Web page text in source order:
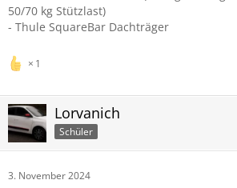
50/70 kg Stützlast)
- Thule SquareBar Dachträger
1
Lorvanich
Schüler
3. November 2024